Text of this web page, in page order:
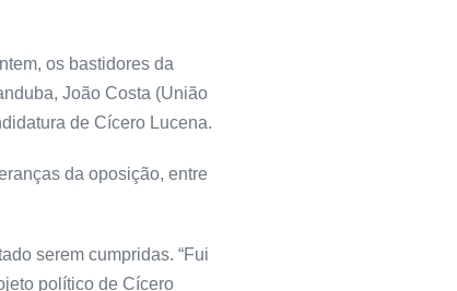
os bastidores da
João Costa (União
de Cícero Lucena.
da oposição, entre
serem cumpridas. “Fui
político de Cícero